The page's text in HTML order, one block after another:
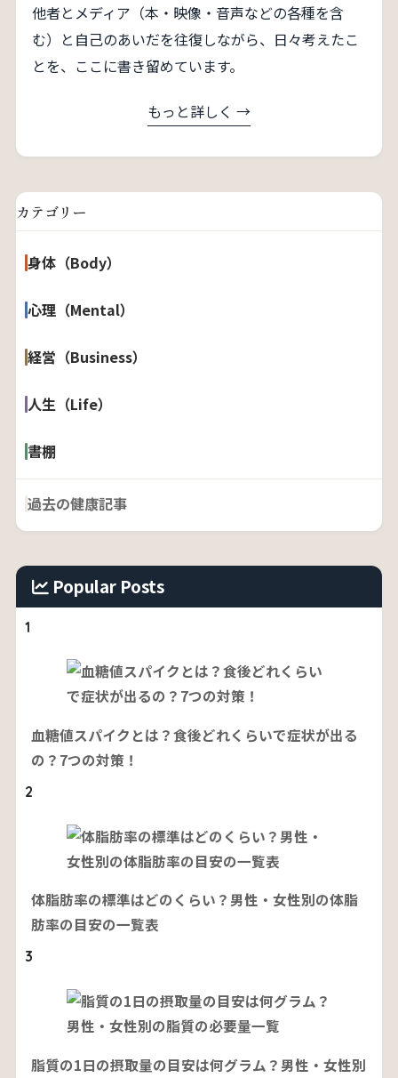
他者とメディア（本・映像・音声などの各種を含
む）と自己のあいだを往復しながら、日々考えたこ
とを、ここに書き留めています。
もっと詳しく →
カテゴリー
身体（Body）
心理（Mental）
経営（Business）
人生（Life）
書棚
過去の健康記事
Popular Posts
1
血糖値スパイクとは？食後どれくらいで症状が出る
の？7つの対策！
2
体脂肪率の標準はどのくらい？男性・女性別の体脂
肪率の目安の一覧表
3
脂質の1日の摂取量の目安は何グラム？男性・女性別